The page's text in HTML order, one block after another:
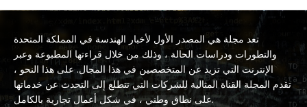
تعد مجلة هي المصدر الأول لأخبار الهندسة في المملكة المتحدة
والتطورات ودراسات الحالة ، وذلك من خلال قراءتها المطبوعة وعبر
الإنترنت التي تزيد عن المتخصصين في هذا المجال. على هذا النحو ،
تقدم المجلة القناة المثالية للشركات التي تتطلع إلى التحدث عن خدماتها
على نطاق وطني ، في شكل أعمال تجارية بالكامل.